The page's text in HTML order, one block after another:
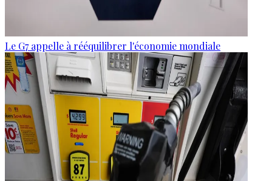
Le G7 appelle à rééquilibrer l'économie mondiale